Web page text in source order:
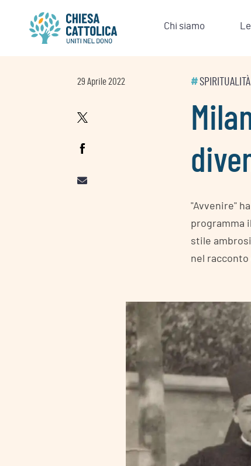
Chi siamo
29 Aprile 2022 #SPIRITUALITÀ
"Avvenire"
programma
stile
nel